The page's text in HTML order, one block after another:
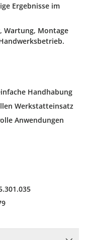
Ergebnisse im
Wartung, Montage
Handhabung
Werkstatteinsatz
Anwendungen